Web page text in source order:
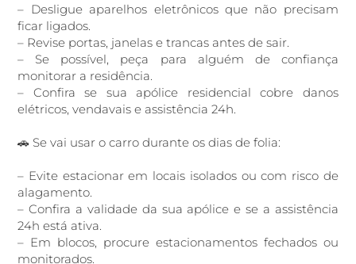
– Desligue aparelhos eletrônicos que não precisam
ficar ligados.
– Revise portas, janelas e trancas antes de sair.
– Se possível, peça para alguém de confiança
monitorar a residência.
– Confira se sua apólice residencial cobre danos
elétricos, vendavais e assistência 24h.
🚗 Se vai usar o carro durante os dias de folia:
– Evite estacionar em locais isolados ou com risco de
alagamento.
– Confira a validade da sua apólice e se a assistência
24h está ativa.
– Em blocos, procure estacionamentos fechados ou
monitorados.